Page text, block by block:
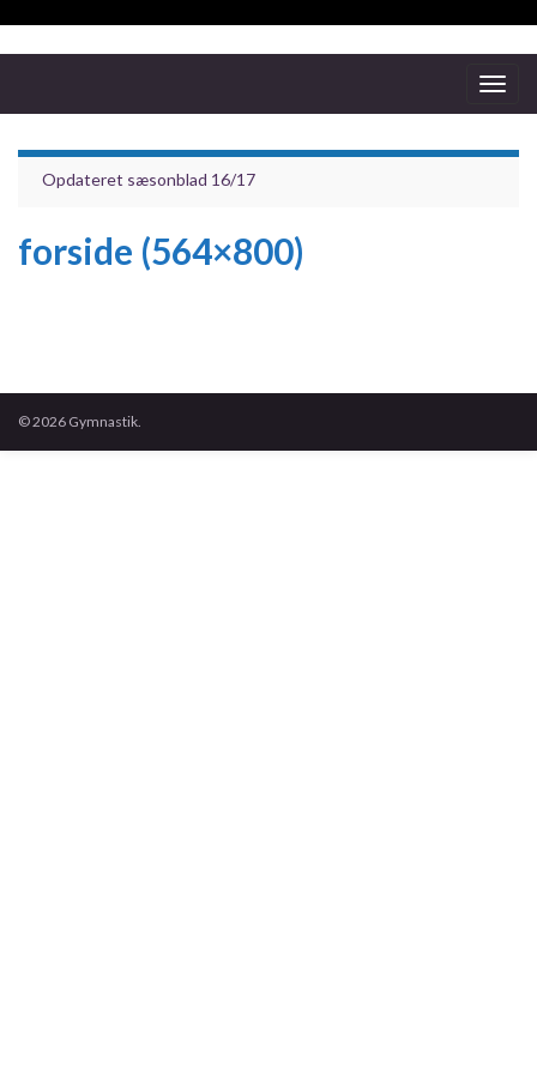
Opdateret sæsonblad 16/17
forside (564×800)
© 2026 Gymnastik.